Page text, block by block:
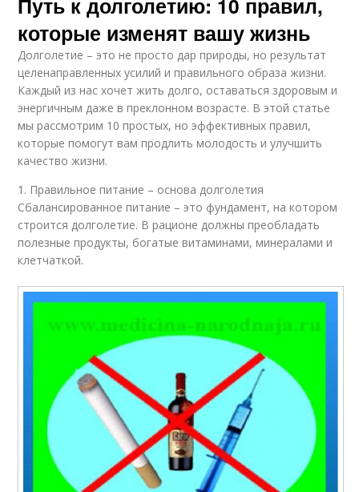
Путь к долголетию: 10 правил,
которые изменят вашу жизнь
Долголетие – это не просто дар природы, но результат
целенаправленных усилий и правильного образа жизни.
Каждый из нас хочет жить долго, оставаться здоровым и
энергичным даже в преклонном возрасте. В этой статье
мы рассмотрим 10 простых, но эффективных правил,
которые помогут вам продлить молодость и улучшить
качество жизни.
1. Правильное питание – основа долголетия
Сбалансированное питание – это фундамент, на котором
строится долголетие. В рационе должны преобладать
полезные продукты, богатые витаминами, минералами и
клетчаткой.